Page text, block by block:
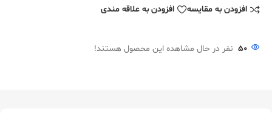
افزودن به مقایسه افزودن به علاقه مندی
50 نفر در حال مشاهده این محصول هستند!